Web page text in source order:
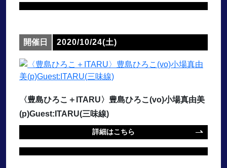
開催日 2020/10/24(土)
〈豊島ひろこ＋ITARU〉豊島ひろこ(vo)小場真由美
(p)Guest:ITARU(三味線)
詳細はこちら